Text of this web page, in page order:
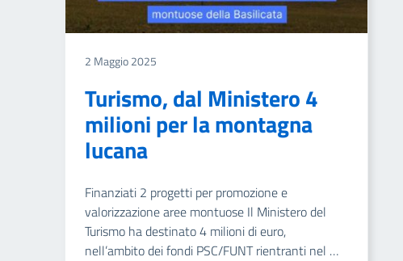
2 Maggio 2025
Turismo, dal Ministero 4
milioni per la montagna
lucana
Finanziati 2 progetti per promozione e
valorizzazione aree montuose Il Ministero del
Turismo ha destinato 4 milioni di euro,
nell’ambito dei fondi PSC/FUNT rientranti nel …